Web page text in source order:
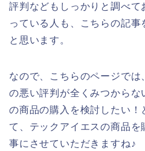
評判などもしっかりと調べて
っている人も、こちらの記事
と思います。
なので、こちらのページでは
の悪い評判が全くみつからな
の商品の購入を検討したい！
て、テックアイエスの商品
事にさせていただきますね♪